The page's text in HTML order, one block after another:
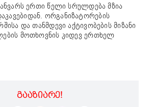
ერთი წელი სრულდება მზია
ორგანიზატორების
და თანმდევი აქტივობების მიზანი
მოთხოვნის კიდევ ერთხელ
ᲒᲐᲐᲖᲘᲐᲠᲔ!